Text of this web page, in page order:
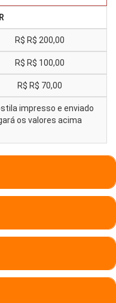
R$ R$ 200,00
R$ R$ 100,00
R$ R$ 70,00
impresso e enviado
os valores acima